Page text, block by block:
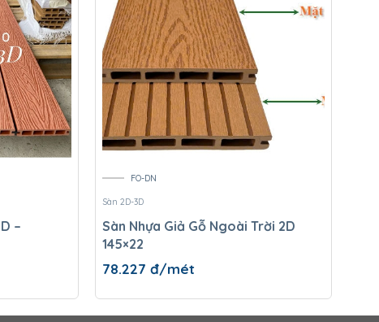
–
FO-DN
Sàn 2D-3D
Sàn Nhựa Giả Gỗ Ngoài Trời 2D
145×22
78.227 đ/mét